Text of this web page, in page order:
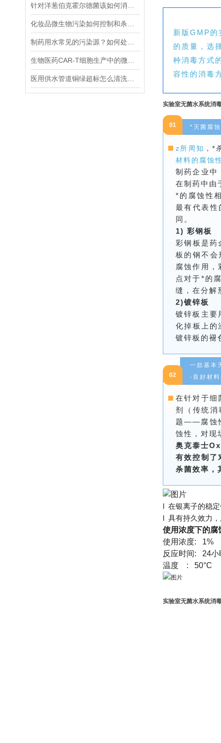
新版GMP的
的质量，选
种消毒方式
容性的消毒
实验室无菌水系统消
01 *灭菌腐
z所周知 ，*
材料的腐蚀
制药企业中
在制药中由
*的腐蚀性
最有代表性
同。
1) 彩钢板
彩钢板是药
板的钢不会
腐蚀作用，
点对于*的
缝，在分解
2)镀锌板
镀锌板主要
化掉板上的
镀锌板的褪
02
一款基本
-良好材
在针对于细
剂（传统消
题——腐蚀
蚀性，对现
奥克泰士
有效控制了
杀菌效率，
l 在银离子的稳
l 具有持久效力
使用浓度下的腐
使用浓度: 1%
反应时间: 24小
温度 : 50°C
实验室无菌水系统消